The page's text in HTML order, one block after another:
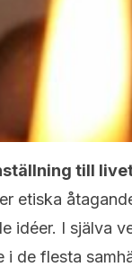
till
etiska
idéer. I själva
i de flesta